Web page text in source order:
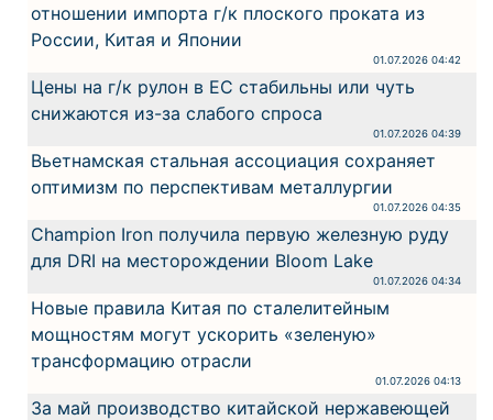
отношении импорта г/к плоского проката из
России, Китая и Японии
01.07.2026 04:42
Цены на г/к рулон в ЕС стабильны или чуть
снижаются из-за слабого спроса
01.07.2026 04:39
Вьетнамская стальная ассоциация сохраняет
оптимизм по перспективам металлургии
01.07.2026 04:35
Champion Iron получила первую железную руду
для DRI на месторождении Bloom Lake
01.07.2026 04:34
Новые правила Китая по сталелитейным
мощностям могут ускорить «зеленую»
трансформацию отрасли
01.07.2026 04:13
За май производство китайской нержавеющей